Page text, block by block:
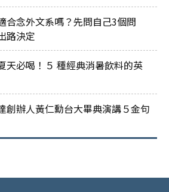
合念外文系嗎？先問自己3個問
路決定
天必喝！５ 種經典消暑飲料的英
創辦人黃仁勳台大畢典演講５金句